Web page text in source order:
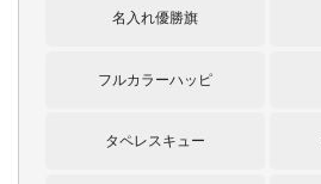
名入れ優勝旗
フルカラーハッピ
タペレスキュー